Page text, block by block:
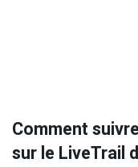
Comment
sur le LiveTrail